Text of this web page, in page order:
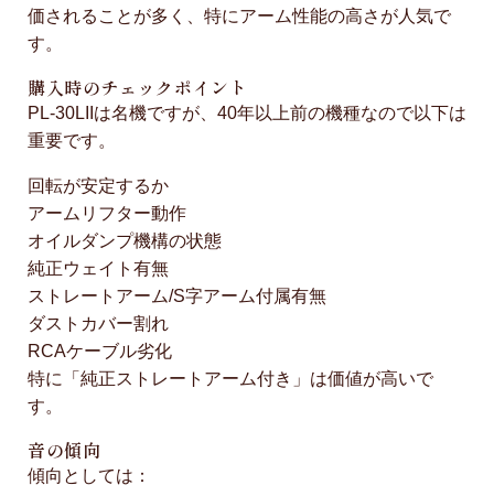
価されることが多く、特にアーム性能の高さが人気で
す。
購入時のチェックポイント
PL-30LIIは名機ですが、40年以上前の機種なので以下は
重要です。
回転が安定するか
アームリフター動作
オイルダンプ機構の状態
純正ウェイト有無
ストレートアーム/S字アーム付属有無
ダストカバー割れ
RCAケーブル劣化
特に「純正ストレートアーム付き」は価値が高いで
す。
音の傾向
傾向としては：